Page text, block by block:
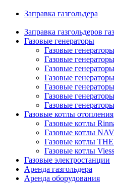
Заправка газгольдера
Заправка газгольдеров
Газовые генераторы
Газовые
Газовые
Газовые
Газовые
Газовые
Газовые
Газовые
Газовые котлы отопления
Газовые котлы
Газовые котлы
Газовые котлы
Газовые котлы
Газовые электростанции
Аренда газгольдера
Аренда оборудования